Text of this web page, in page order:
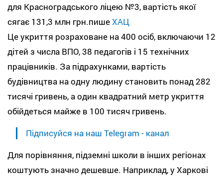
для Красноградського ліцею №3, вартість якої
сягає 131,3 млн грн.пишеХАЦ
Це укриття розраховане на 400 осіб, включаючи 12
дітей з числа ВПО, 38 педагогів і 15 технічних
працівників. За підрахунками, вартість
будівництва на одну людину становить понад 282
тисячі гривень, а один квадратний метр укриття
обійдеться майже в 100 тисяч гривень.
Підписуйся на наш Telegram - канал
Для порівняння, підземні школи в інших регіонах
коштують значно дешевше. Наприклад, у Харкові